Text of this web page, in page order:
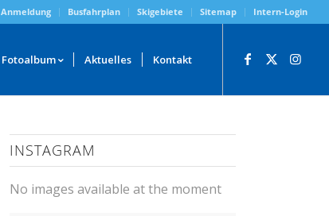
Anmeldung Busfahrplan Skigebiete Sitemap Intern-Login
Fotoalbum Aktuelles Kontakt
INSTAGRAM
No images available at the moment